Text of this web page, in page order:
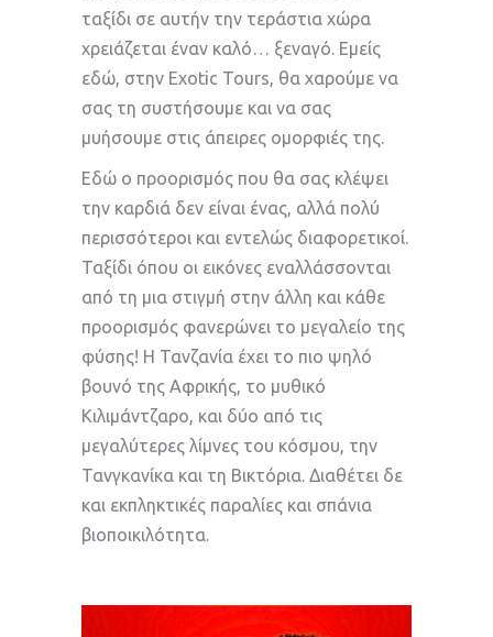
ταξίδι σε αυτήν την τεράστια χώρα
χρειάζεται έναν καλό… ξεναγό. Εμείς
εδώ, στην Exotic Tours, θα χαρούμε να
σας τη συστήσουμε και να σας
μυήσουμε στις άπειρες ομορφιές της.
Εδώ ο προορισμός που θα σας κλέψει
την καρδιά δεν είναι ένας, αλλά πολύ
περισσότεροι και εντελώς διαφορετικοί.
Ταξίδι όπου οι εικόνες εναλλάσσονται
από τη μια στιγμή στην άλλη και κάθε
προορισμός φανερώνει το μεγαλείο της
φύσης! Η Τανζανία έχει το πιο ψηλό
βουνό της Αφρικής, το μυθικό
Κιλιμάντζαρο, και δύο από τις
μεγαλύτερες λίμνες του κόσμου, την
Τανγκανίκα και τη Βικτόρια. Διαθέτει δε
και εκπληκτικές παραλίες και σπάνια
βιοποικιλότητα.